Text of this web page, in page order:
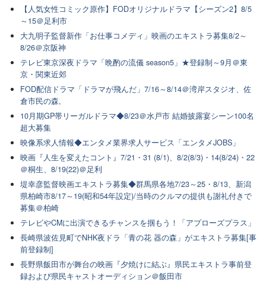
【人気女性コミック原作】FODオリジナルドラマ【シーズン2】8/5
～15＠足利市
大九明子監督新作「お仕事コメディ」映画のエキストラ募集8/2～
8/26＠京阪神
テレビ東京深夜ドラマ「晩酌の流儀 season5」★登録制～9月＠東
京・関東近郊
FOD配信ドラマ「ドラマが飛んだ」7/16～8/14＠湾岸スタジオ、佐
倉市民の森,
10月期GP帯リーガルドラマ◆8/23＠水戸市 結婚披露宴シーン100名
超大募集
映像系求人情報◆エンタメ業界求人サービス「エンタメJOBS」
映画『人生を変えたコント』7/21・31 (8/1)、8/2(8/3)・14(8/24)・22
＠桐生、8/19(22)＠足利
堤幸彦監督映画エキストラ募集◆群馬県各地7/23～25・8/13、新潟
県柏崎市8/17～19(昭和54年設定)/当時のクルマの提供も謝礼付きで
募集＠柏崎
テレビやCMに出演できるチャンスを掴もう！「アプローズプラス」
長崎県波佐見町でNHK夜ドラ「青の花 器の森」がエキストラ募集[事
前登録制]
長野県飯田市が舞台の映画『夕焼けに結ぶ』県民エキストラ事前登
録および県民キャストオーディション＠飯田市